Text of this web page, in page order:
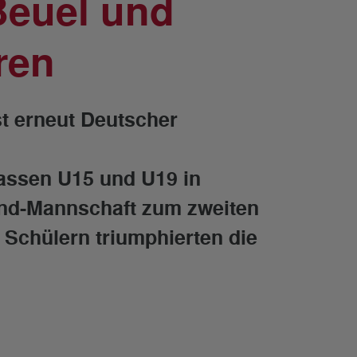
und
erneut Deutscher
U15 und U19 in
Mannschaft zum zweiten
triumphierten die